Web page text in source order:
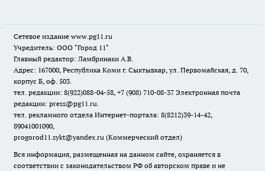
Сетевое издание www.pg11.ru
Учредитель: ООО "Город 11"
Главный редактор: Ламбринаки А.В.
Адрес: 167000, Республика Коми г. Сыктывкар, ул. Первомайская, д. 70,
корпус Б, оф. 503.
тел. редакции: 8(922)088-04-58, +7 (908) 710-08-37 Электронная почта
редакции: press@pg11.ru.
тел. рекламного отдела Интернет-портала: 8(8212)39-14-42,
89041001090,
progorod11.sykt@yandex.ru (Коммерческий отдел)
Вся информация, размещенная на данном сайте, охраняется в
соответствии с законодательством РФ об авторском праве и не